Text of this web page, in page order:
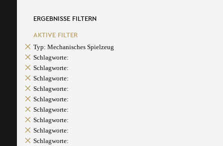
ERGEBNISSE FILTERN
AKTIVE FILTER
Typ: Mechanisches Spielzeug
Schlagworte:
Schlagworte:
Schlagworte:
Schlagworte:
Schlagworte:
Schlagworte:
Schlagworte:
Schlagworte:
Schlagworte: